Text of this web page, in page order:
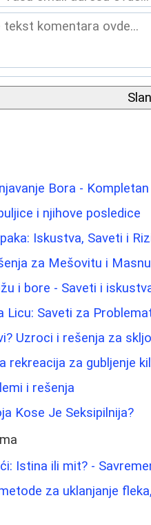
Bora -
i njihove posledice
Iskustva, Saveti i
za Mešovitu i
i bore - Saveti i
Licu: Saveti za
Uzroci i rešenja za
rekreacija za gubljenje
i rešenja
Kose Je Seksipilnija?
Istina ili mit? -
za uklanjanje